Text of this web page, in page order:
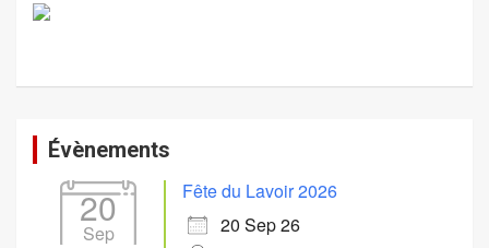
Évènements
20
Sep
Fête du Lavoir 2026
20 Sep 26